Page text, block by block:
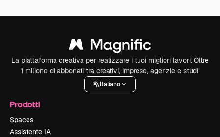
La piattaforma creativa per realizzare i tuoi migliori lavori. Oltre
1 milione di abbonati tra creativi, imprese, agenzie e studi.
Italiano
Prodotti
Spaces
Assistente IA